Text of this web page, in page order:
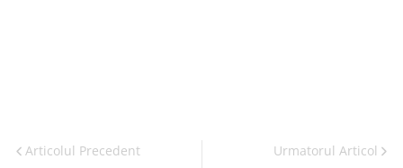
Articolul Precedent Urmatorul Articol